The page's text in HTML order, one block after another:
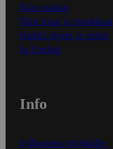
Näin maksat
Näin tilaat ja muokkaat
Kaikki ohjeet ja vinkit
In English
Info
S-Business yrityksille